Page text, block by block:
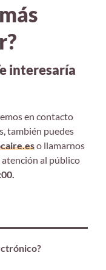
interesaría
en contacto
también puedes
o llamarnos
al público